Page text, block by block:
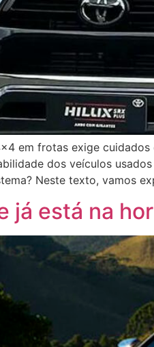
em frotas exige
dos veículos
Neste texto, vamos
já está na